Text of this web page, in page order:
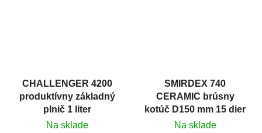
CHALLENGER 4200
produktívny základný
plnič 1 liter
Na sklade
SMIRDEX 740
CERAMIC brúsny
kotúč D150 mm 15 dier
suchý zips P600
Na sklade